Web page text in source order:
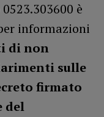
è
informazioni
di non
sulle
firmato
del